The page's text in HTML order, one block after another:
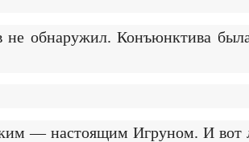
обнаружил. Конъюнктива
— настоящим Игруном. И вот